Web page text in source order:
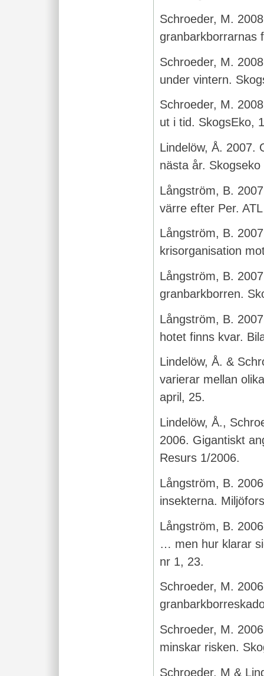
Schroeder, M.
granbarkborrarnas
Schroeder, M.
under vintern.
Schroeder, M.
ut i tid. SkogsEko,
Lindelöw, Å. 2007.
nästa år.
Långström, B.
värre efter Per.
Långström, B.
krisorganisation
Långström, B.
granbarkborren.
Långström, B.
hotet finns kvar.
Lindelöw, Å. &
varierar mellan
april, 25.
Lindelöw, Å.,
2006. Gigantiskt
Resurs 1/2006.
Långström, B.
insekterna.
Långström, B.
… men hur klarar
nr 1, 23.
Schroeder, M.
Schroeder, M.
minskar risken.
Schroeder, M &